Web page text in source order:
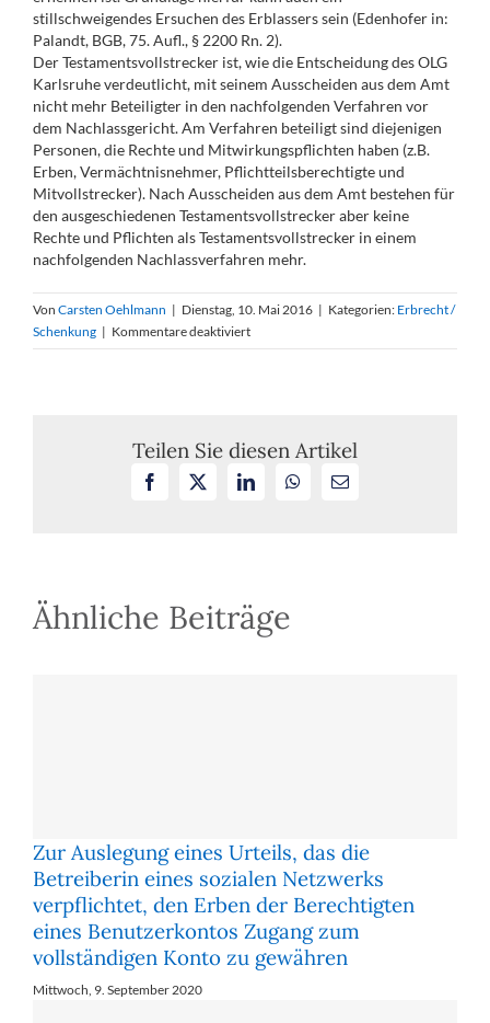
stillschweigendes Ersuchen des Erblassers sein (Edenhofer in:
Palandt, BGB, 75. Aufl., § 2200 Rn. 2).
Der Testamentsvollstrecker ist, wie die Entscheidung des OLG
Karlsruhe verdeutlicht, mit seinem Ausscheiden aus dem Amt
nicht mehr Beteiligter in den nachfolgenden Verfahren vor
dem Nachlassgericht. Am Verfahren beteiligt sind diejenigen
Personen, die Rechte und Mitwirkungspflichten haben (z.B.
Erben, Vermächtnisnehmer, Pflichtteilsberechtigte und
Mitvollstrecker). Nach Ausscheiden aus dem Amt bestehen für
den ausgeschiedenen Testamentsvollstrecker aber keine
Rechte und Pflichten als Testamentsvollstrecker in einem
nachfolgenden Nachlassverfahren mehr.
Von Carsten Oehlmann | Dienstag, 10. Mai 2016 | Kategorien: Erbrecht /
Schenkung | Kommentare deaktiviertfür
Beschwerdebefugnis
Teilen Sie diesen Artikel
Facebook LinkedInWhatsApp
E-
Ähnliche Beiträge
Zur Auslegung eines Urteils, das die
Betreiberin eines sozialen Netzwerks
verpflichtet, den Erben der Berechtigten
eines Benutzerkontos Zugang zum
vollständigen Konto zu gewähren
Mittwoch, 9. September 2020